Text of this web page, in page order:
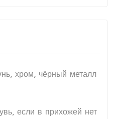
хром, чёрный металл
если в прихожей нет